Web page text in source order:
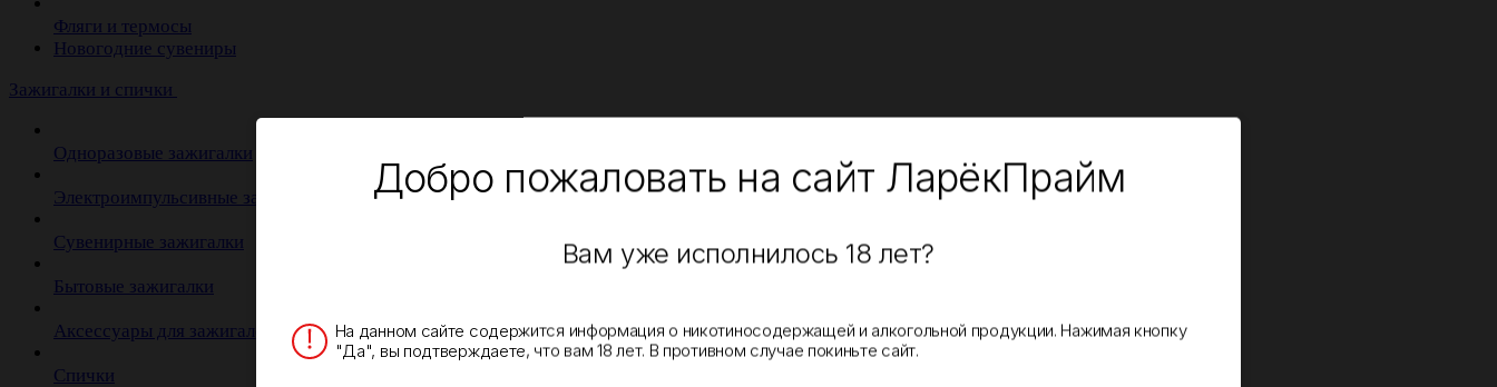
Фляги и термосы
Новогодние сувениры
Зажигалки и спички
Одноразовые зажигалки
Электроимпульсивные зажигалки
Сувенирные зажигалки
Бытовые зажигалки
Аксессуары для зажигалок
Спички
Добро пожаловать на сайт ЛарёкПрайм
Вам уже исполнилось 18 лет?
На данном сайте содержится информация о никотиносодержащей и алкогольной продукции. Нажимая кнопку
"Да", вы подтверждаете, что вам 18 лет. В противном случае покиньте сайт.